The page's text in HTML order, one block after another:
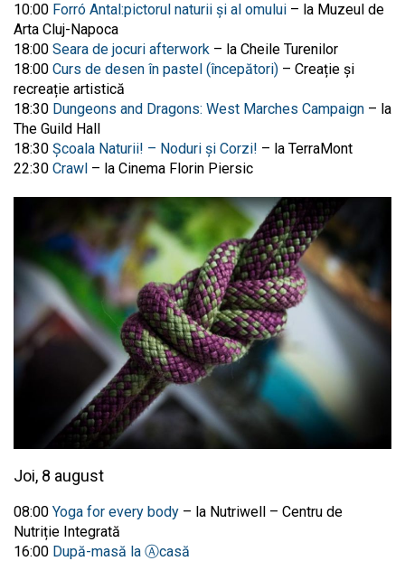
10:00 Forró Antal:pictorul naturii și al omului – la Muzeul de
Arta Cluj-Napoca
18:00 Seara de jocuri afterwork – la Cheile Turenilor
18:00 Curs de desen în pastel (începători) – Creație și
recreație artistică
18:30 Dungeons and Dragons: West Marches Campaign – la
The Guild Hall
18:30 Școala Naturii! – Noduri și Corzi! – la TerraMont
22:30 Crawl – la Cinema Florin Piersic
Joi, 8 august
08:00 Yoga for every body – la Nutriwell – Centru de
Nutriție Integrată
16:00 După-masă la Ⓐcasă